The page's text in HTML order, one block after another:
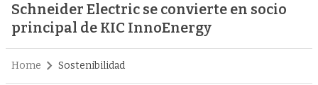
Schneider Electric se convierte en socio
principal de KIC InnoEnergy
Home Sostenibilidad